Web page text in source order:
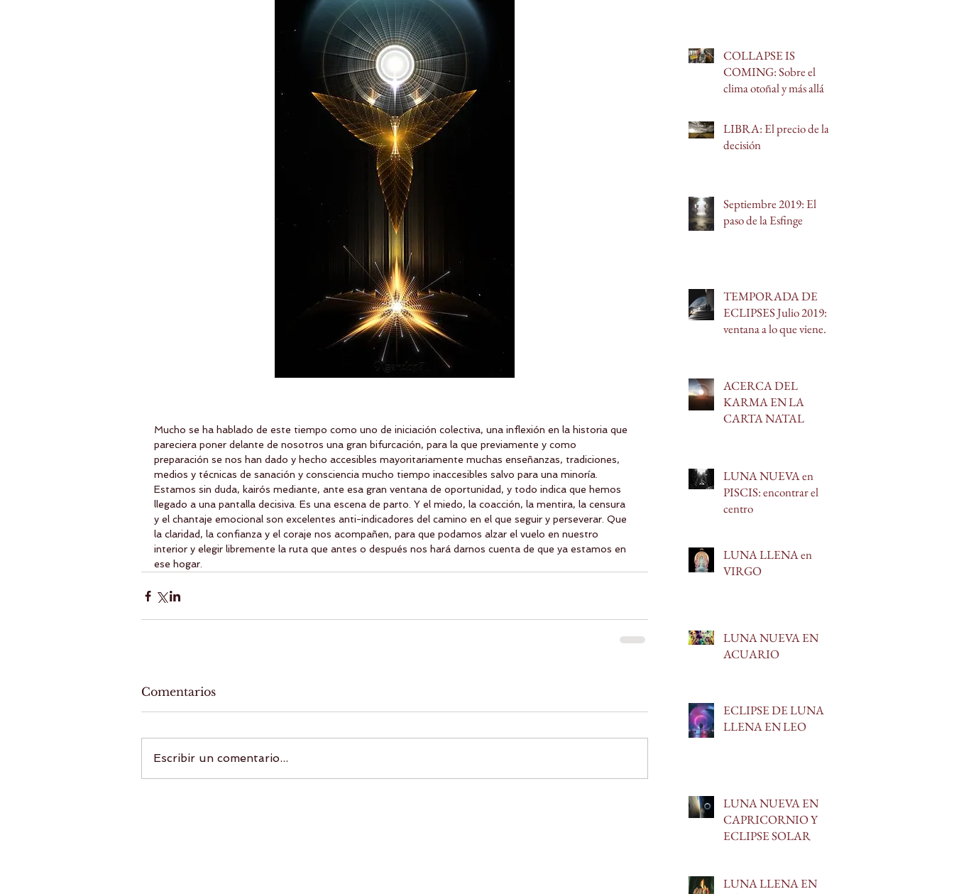
Mucho se ha hablado de este tiempo como uno de iniciación colectiva, una inflexión en la historia que
pareciera poner delante de nosotros una gran bifurcación, para la que previamente y como
preparación se nos han dado y hecho accesibles mayoritariamente muchas enseñanzas, tradiciones,
medios y técnicas de sanación y consciencia mucho tiempo inaccesibles salvo para una minoría.
Estamos sin duda, kairós mediante, ante esa gran ventana de oportunidad, y todo indica que hemos
llegado a una pantalla decisiva. Es una escena de parto. Y el miedo, la coacción, la mentira, la censura
y el chantaje emocional son excelentes anti-indicadores del camino en el que seguir y perseverar. Que
la claridad, la confianza y el coraje nos acompañen, para que podamos alzar el vuelo en nuestro
interior y elegir libremente la ruta que antes o después nos hará darnos cuenta de que ya estamos en
ese hogar.
Comentarios
Escribir un comentario...
COLLAPSE IS
COMING: Sobre el
clima otoñal y más allá
LIBRA: El precio de la
decisión
Septiembre 2019: El
paso de la Esfinge
TEMPORADA DE
ECLIPSES Julio 2019:
ventana a lo que viene.
ACERCA DEL
KARMA EN LA
CARTA NATAL
LUNA NUEVA en
PISCIS: encontrar el
centro
LUNA LLENA en
VIRGO
LUNA NUEVA EN
ACUARIO
ECLIPSE DE LUNA
LLENA EN LEO
LUNA NUEVA EN
CAPRICORNIO Y
ECLIPSE SOLAR
LUNA LLENA EN